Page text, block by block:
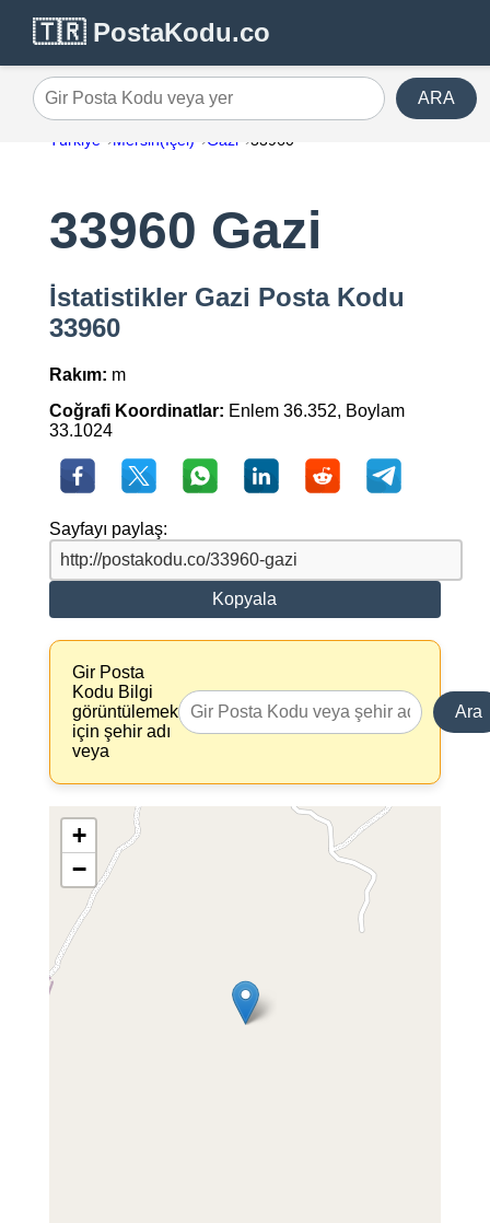
🇹🇷 PostaKodu.co
Gir Posta Kodu veya yer ARA
Türkiye Mersin(İçel) Gazi 33960
33960 Gazi
İstatistikler Gazi Posta Kodu
33960
Rakım: m
Coğrafi Koordinatlar: Enlem 36.352, Boylam
33.1024
Sayfayı paylaş:
Kopyala
Gir Posta
Kodu Bilgi
görüntülemek
için şehir adı
veya
Ara
+
−